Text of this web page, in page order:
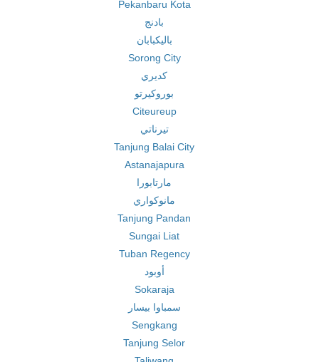
Pekanbaru Kota
بادنج
باليكبابان
Sorong City
كديري
بوروكيرتو
Citeureup
تيرناتي
Tanjung Balai City
Astanajapura
مارتابورا
مانوكواري
Tanjung Pandan
Sungai Liat
Tuban Regency
أوبود
Sokaraja
سمباوا بيسار
Sengkang
Tanjung Selor